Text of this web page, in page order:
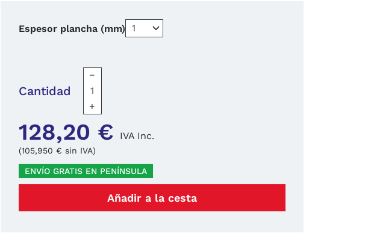
Espesor plancha (mm)
Cantidad
−
+
128,20 € IVA Inc.
(105,950 € sin IVA)
ENVÍO GRATIS EN PENÍNSULA
Añadir a la cesta